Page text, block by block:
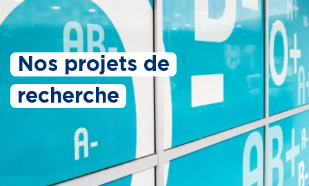
Nos projets de
recherche